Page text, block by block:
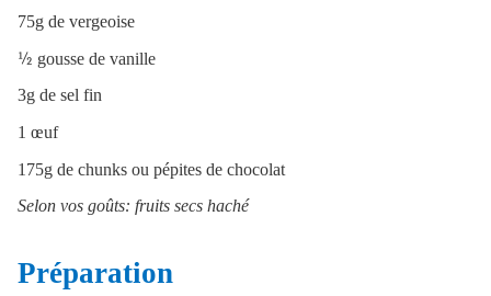
75g de vergeoise
½ gousse de vanille
3g de sel fin
1 œuf
175g de chunks ou pépites de chocolat
Selon vos goûts: fruits secs haché
Préparation